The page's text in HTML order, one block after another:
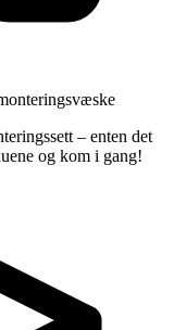
– enten det
og kom i gang!